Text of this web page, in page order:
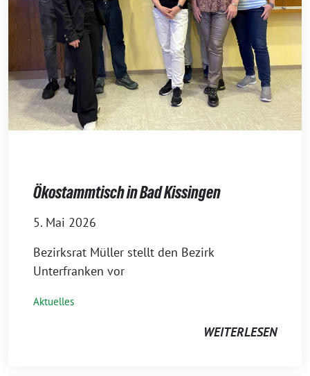
Ökostammtisch in Bad Kissingen
5. Mai 2026
Bezirksrat Müller stellt den Bezirk
Unterfranken vor
Aktuelles
WEITERLESEN